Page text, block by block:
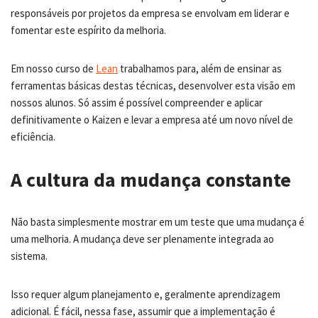
responsáveis por projetos da empresa se envolvam em liderar e
fomentar este espírito da melhoria.
Em nosso curso de Lean trabalhamos para, além de ensinar as
ferramentas básicas destas técnicas, desenvolver esta visão em
nossos alunos. Só assim é possível compreender e aplicar
definitivamente o Kaizen e levar a empresa até um novo nível de
eficiência.
A cultura da mudança constante
Não basta simplesmente mostrar em um teste que uma mudança é
uma melhoria. A mudança deve ser plenamente integrada ao
sistema.
Isso requer algum planejamento e, geralmente aprendizagem
adicional. É fácil, nessa fase, assumir que a implementação é